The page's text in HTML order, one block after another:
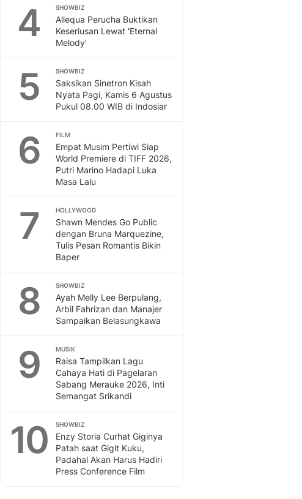
4 SHOWBIZ
Allequa Perucha Buktikan
Keseriusan Lewat 'Eternal
Melody'
5 SHOWBIZ
Saksikan Sinetron Kisah
Nyata Pagi, Kamis 6 Agustus
Pukul 08.00 WIB di Indosiar
6 FILM
Empat Musim Pertiwi Siap
World Premiere di TIFF 2026,
Putri Marino Hadapi Luka
Masa Lalu
7 HOLLYWOOD
Shawn Mendes Go Public
dengan Bruna Marquezine,
Tulis Pesan Romantis Bikin
Baper
8 SHOWBIZ
Ayah Melly Lee Berpulang,
Arbil Fahrizan dan Manajer
Sampaikan Belasungkawa
9 MUSIK
Raisa Tampilkan Lagu
Cahaya Hati di Pagelaran
Sabang Merauke 2026, Inti
Semangat Srikandi
10 SHOWBIZ
Enzy Storia Curhat Giginya
Patah saat Gigit Kuku,
Padahal Akan Harus Hadiri
Press Conference Film